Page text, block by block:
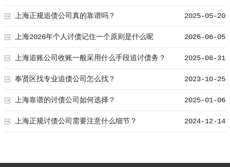
2025-05-20
上海正规追债公司真的靠谱吗？
2026-06-05
上海2026年个人讨债记住一个原则是什么呢
2025-08-31
上海追账公司收账一般采用什么手段追讨债务？
2023-10-25
奉贤区找专业追债公司怎么找？
2025-01-06
上海靠谱的讨债公司如何选择？
2024-12-14
上海正规讨债公司需要注意什么细节？